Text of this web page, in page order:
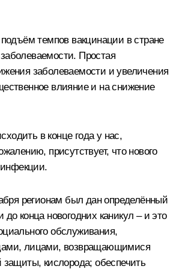
темпов вакцинации в стране
Простая
заболеваемости и увеличения
влияние и на снижение
в конце года у нас,
присутствует, что нового
регионам был дан определённый
конца новогодних каникул – и это
обслуживания,
лицами, возвращающимися
защиты, кислорода; обеспечить